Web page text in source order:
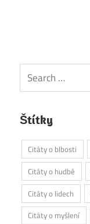
Štítky
Citáty o blbosti
Citáty o hudbě
Citáty o lidech
Citáty o myšlení